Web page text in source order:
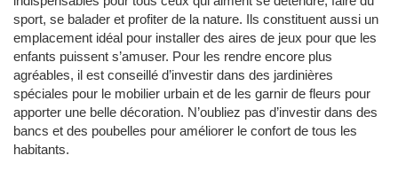
sport, se balader et profiter de la nature. Ils constituent aussi un
emplacement idéal pour installer des aires de jeux pour que les
enfants puissent s’amuser. Pour les rendre encore plus
agréables, il est conseillé d’investir dans des jardinières
spéciales pour le mobilier urbain et de les garnir de fleurs pour
apporter une belle décoration. N’oubliez pas d’investir dans des
bancs et des poubelles pour améliorer le confort de tous les
habitants.